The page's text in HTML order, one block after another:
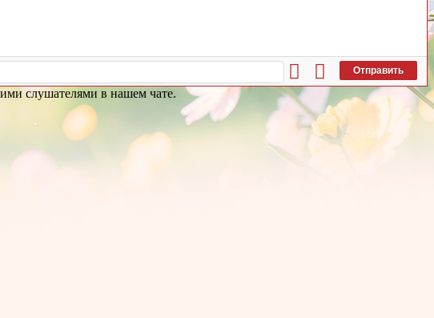
Отправить
слушателями в нашем чате.